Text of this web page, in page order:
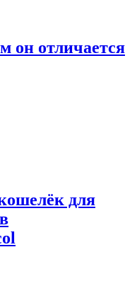
он отличается
для